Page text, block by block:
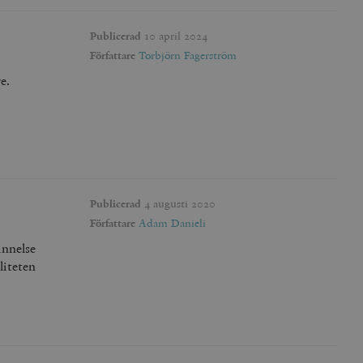
Publicerad 10 april 2024
Författare Torbjörn Fagerström
Publicerad 4 augusti 2020
Författare Adam Danieli